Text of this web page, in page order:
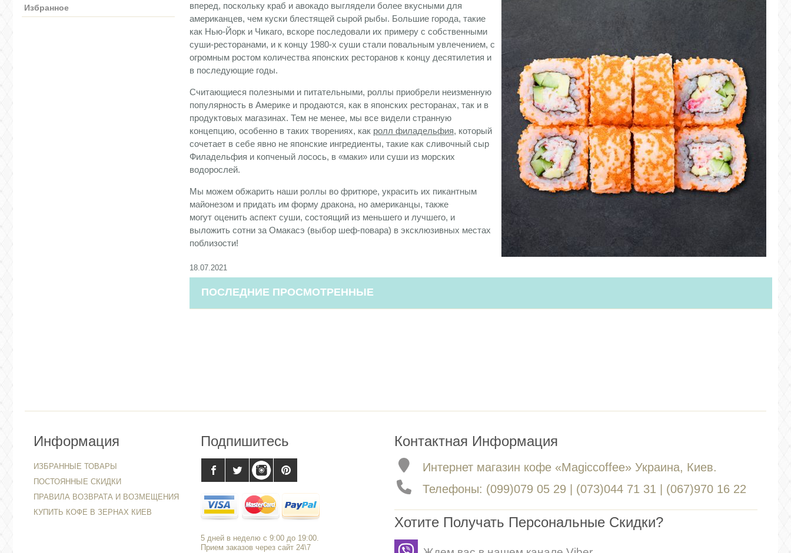
Избранное
вперед, поскольку краб и авокадо выглядели более вкусными для
американцев, чем куски блестящей сырой рыбы. Большие города, такие
как Нью-Йорк и Чикаго, вскоре последовали их примеру с собственными
суши-ресторанами, и к концу 1980-х суши стали повальным увлечением, с
огромным ростом количества японских ресторанов к концу десятилетия и
в последующие годы.
Считающиеся полезными и питательными, роллы приобрели неизменную
популярность в Америке и продаются, как в японских ресторанах, так и в
продуктовых магазинах. Тем не менее, мы все видели странную
концепцию, особенно в таких творениях, как ролл филадельфия, который
сочетает в себе явно не японские ингредиенты, такие как сливочный сыр
Филадельфия и копченый лосось, в «маки» или суши из морских
водорослей.
Мы можем обжарить наши роллы во фритюре, украсить их пикантным
майонезом и придать им форму дракона, но американцы, также
могут оценить аспект суши, состоящий из меньшего и лучшего, и
выложить сотни за Омакасэ (выбор шеф-повара) в эксклюзивных местах
поблизости!
18.07.2021
ПОСЛЕДНИЕ ПРОСМОТРЕННЫЕ
Информация
ИЗБРАННЫЕ ТОВАРЫ
ПОСТОЯННЫЕ СКИДКИ
ПРАВИЛА ВОЗВРАТА И ВОЗМЕЩЕНИЯ
КУПИТЬ КОФЕ В ЗЕРНАХ КИЕВ
Подпишитесь
5 дней в неделю с 9:00 до 19:00.
Прием заказов через сайт 24\7
Контактная Информация
Интернет магазин кофе «Magiccoffee» Украина, Киев.
Телефоны: (099)079 05 29 | (073)044 71 31 | (067)970 16 22
Хотите Получать Персональные Скидки?